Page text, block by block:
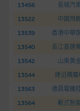
13456
長城汽
13522
中國飛
13539
香港中華
13540
長江基建
13542
山東黃
13544
建滔積層
13563
德昌電機
13564
範式智
經由本網站接觸
部分可經本網站連結
用此等屬於第三者的
受軟件持有人訂出的
在法律容許的所有
或下載任何軟件(不
團並且對此等軟件不